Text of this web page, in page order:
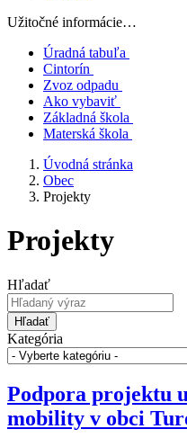
Užitočné informácie…
Úradná tabuľa
Cintorín
Zvoz odpadu
Ako vybaviť
Základná škola
Materská škola
Úvodná stránka
Obec
Projekty
Projekty
Hľadať
Hľadať
Kategória
Podpora projektu
mobility v obci